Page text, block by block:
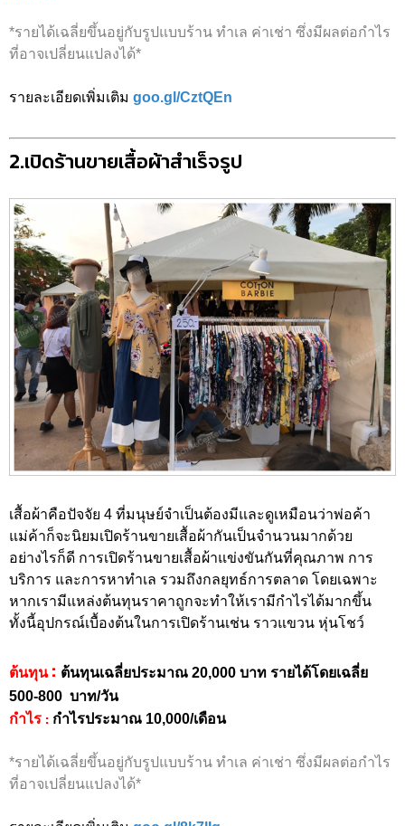
*รายได้เฉลี่ยขึ้นอยู่กับรูปแบบร้าน ทำเล ค่าเช่า ซึ่งมีผลต่อกำไร
ที่อาจเปลี่ยนแปลงได้*
รายละเอียดเพิ่มเติม goo.gl/CztQEn
2.เปิดร้านขายเสื้อผ้าสำเร็จรูป
เสื้อผ้าคือปัจจัย 4 ที่มนุษย์จำเป็นต้องมีและดูเหมือนว่าพ่อค้า
แม่ค้าก็จะนิยมเปิดร้านขายเสื้อผ้ากันเป็นจำนวนมากด้วย
อย่างไรก็ดี การเปิดร้านขายเสื้อผ้าแข่งขันกันที่คุณภาพ การ
บริการ และการหาทำเล รวมถึงกลยุทธ์การตลาด โดยเฉพาะ
หากเรามีแหล่งต้นทุนราคาถูกจะทำให้เรามีกำไรได้มากขึ้น
ทั้งนี้อุปกรณ์เบื้องต้นในการเปิดร้านเช่น ราวแขวน หุ่นโชว์
ต้นทุน : ต้นทุนเฉลี่ยประมาณ 20,000 บาท รายได้โดยเฉลี่ย
500-800 บาท/วัน
กำไร : กำไรประมาณ 10,000/เดือน
*รายได้เฉลี่ยขึ้นอยู่กับรูปแบบร้าน ทำเล ค่าเช่า ซึ่งมีผลต่อกำไร
ที่อาจเปลี่ยนแปลงได้*